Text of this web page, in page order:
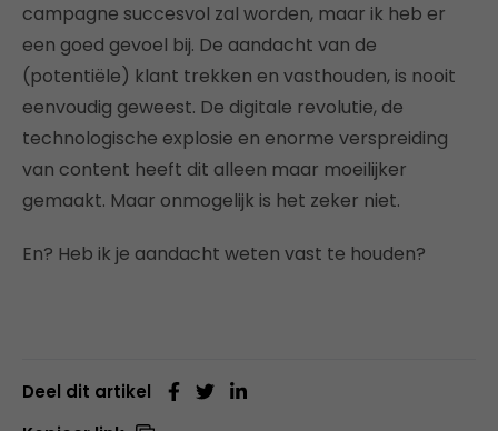
campagne succesvol zal worden, maar ik heb er
een goed gevoel bij. De aandacht van de
(potentiële) klant trekken en vasthouden, is nooit
eenvoudig geweest. De digitale revolutie, de
technologische explosie en enorme verspreiding
van content heeft dit alleen maar moeilijker
gemaakt. Maar onmogelijk is het zeker niet.
En? Heb ik je aandacht weten vast te houden?
Deel dit artikel